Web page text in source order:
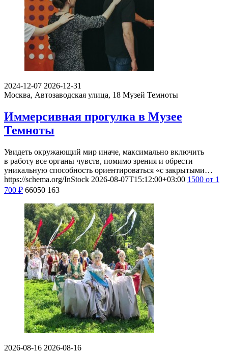
2024-12-07 2026-12-31
Москва, Автозаводская улица, 18 Музей Темноты
Иммерсивная прогулка в Музее
Темноты
Увидеть окружающий мир иначе, максимально включить
в работу все органы чувств, помимо зрения и обрести
уникальную способность ориентироваться «с закрытыми…
https://schema.org/InStock 2026-08-07T15:12:00+03:00 1500 от 1
700 ₽ 66050 163
2026-08-16 2026-08-16